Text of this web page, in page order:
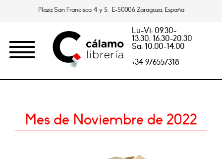
Plaza San Francisco, 4 y 5. E-50006 Zaragoza, España
Lu-Vi: 09.30-
13.30, 16.30-20.30
Sa: 10.00-14.00
+34 976557318
Mes de Noviembre de 2022